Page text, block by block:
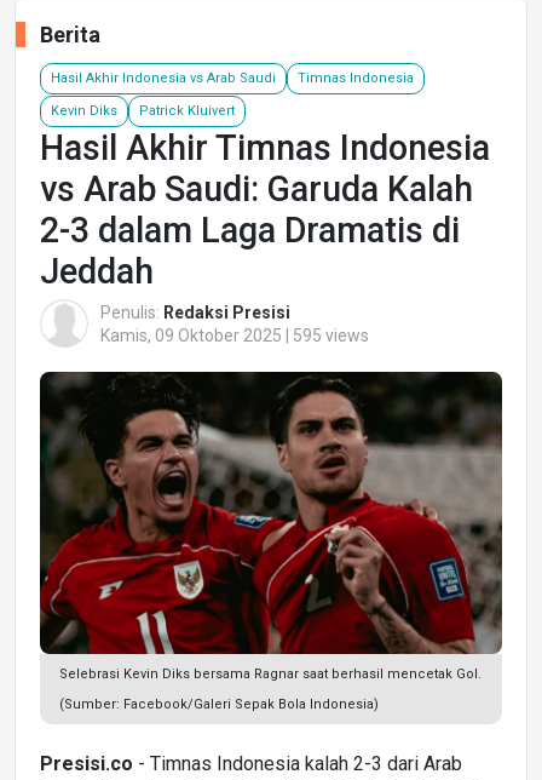
Berita
Hasil Akhir Indonesia vs Arab Saudi Timnas Indonesia
Kevin Diks Patrick Kluivert
Hasil Akhir Timnas Indonesia
vs Arab Saudi: Garuda Kalah
2-3 dalam Laga Dramatis di
Jeddah
Penulis: Redaksi Presisi
Kamis, 09 Oktober 2025 | 595 views
Selebrasi Kevin Diks bersama Ragnar saat berhasil mencetak Gol.
(Sumber: Facebook/Galeri Sepak Bola Indonesia)
Presisi.co - Timnas Indonesia kalah 2-3 dari Arab